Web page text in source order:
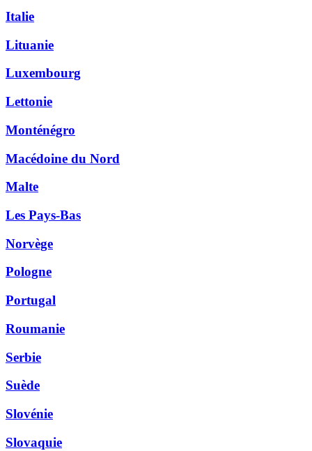
Italie
Lituanie
Luxembourg
Lettonie
Monténégro
Macédoine du Nord
Malte
Les Pays-Bas
Norvège
Pologne
Portugal
Roumanie
Serbie
Suède
Slovénie
Slovaquie